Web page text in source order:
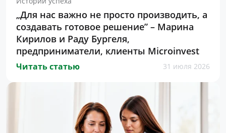
„Для нас важно не просто производить, а
создавать готовое решение” – Марина
Кирилов и Раду Бургеля,
предприниматели, клиенты Microinvest
Читать статью 31 июля 2026